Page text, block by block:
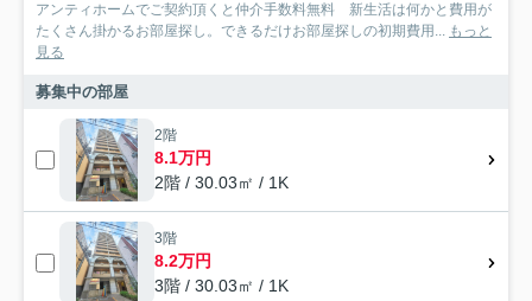
アンティホームでご契約頂くと仲介手数料無料 新生活は何かと費用が
たくさん掛かるお部屋探し。できるだけお部屋探しの初期費用... もっと
見る
募集中の部屋
2階
8.1万円
2階 / 30.03㎡ / 1K
3階
8.2万円
3階 / 30.03㎡ / 1K